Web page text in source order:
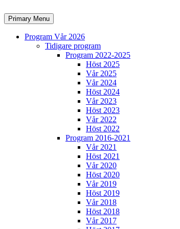
to
content
Search
Primary Menu
Program Vår 2026
Tidigare program
Program 2022-2025
Höst 2025
Vår 2025
Vår 2024
Höst 2024
Vår 2023
Höst 2023
Vår 2022
Höst 2022
Program 2016-2021
Vår 2021
Höst 2021
Vår 2020
Höst 2020
Vår 2019
Höst 2019
Vår 2018
Höst 2018
Vår 2017